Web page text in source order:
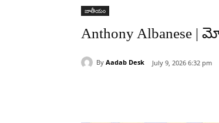
జాతీయం
Anthony Albanese
By Aadab Desk July 9, 2026 6:32 pm